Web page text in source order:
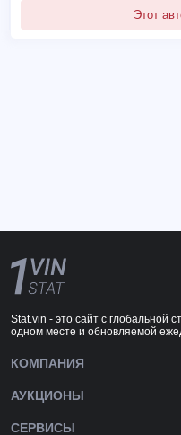
Этот
Stat.vin - это сайт с глобальной
одном месте и обновляемой
КОМПАНИЯ
АУКЦИОНЫ
СЕРВИСЫ